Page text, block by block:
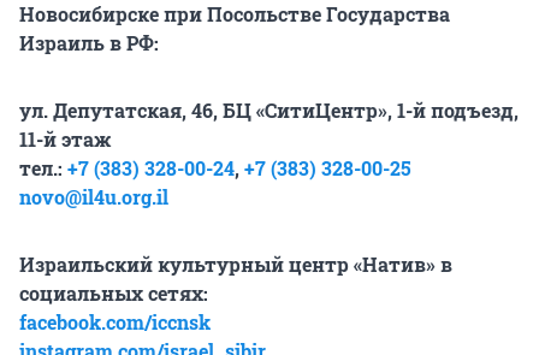
Новосибирске при Посольстве Государства
Израиль в РФ:
ул. Депутатская, 46, БЦ «СитиЦентр», 1-й подъезд,
11-й этаж
тел.: +7 (383) 328-00-24,+7 (383) 328-00-25
novo@il4u.org.il
Израильский культурный центр «Натив» в
социальных сетях:
facebook.com/iccnsk